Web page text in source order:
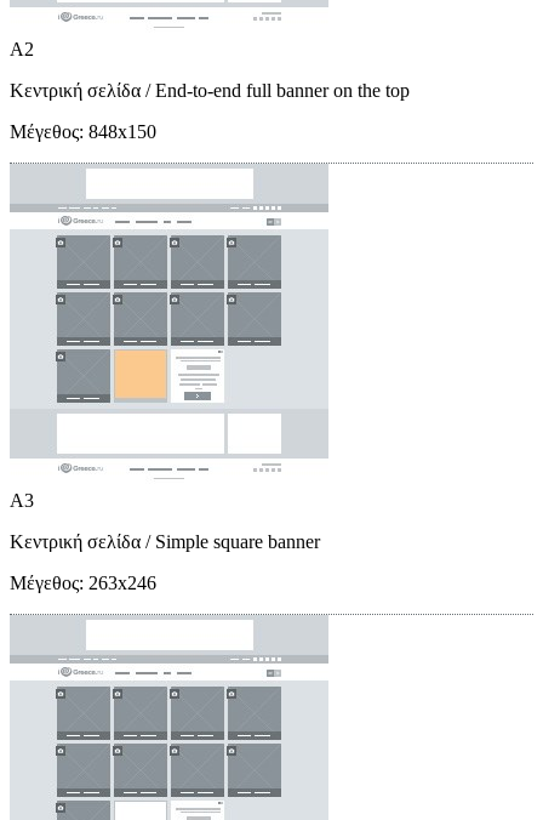
A2
Κεντρική σελίδα / End-to-end full banner on the top
Μέγεθος: 848x150
A3
Κεντρική σελίδα / Simple square banner
Μέγεθος: 263x246